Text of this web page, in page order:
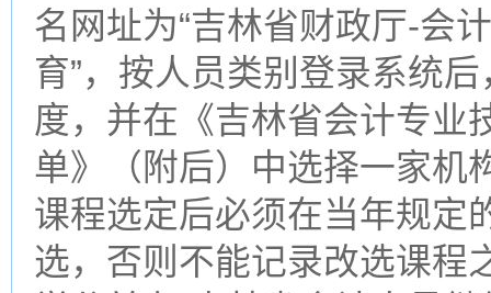
名网址为“吉林省财政厅-会
育”，按人员类别登录系统
度，并在《吉林省会计专业
单》（附后）中选择一家机
课程选定后必须在当年规定
选，否则不能记录改选课程